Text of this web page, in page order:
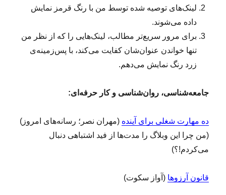
گ
ر
ی
لینک‌های توصیه شده توسط من با رنگ قرمز نمایش
داده می‌شوند.
برای مرور سریع‌تر مطالب، لینک‌هایی را که از نظر من
تنها خواندن عنوان‌شان کفایت می‌کند، با پس‌زمینه‌ی
زرد رنگ نمایش می‌دهم.
جامعه‌شناسی، روان‌شناسی و کار حرفه‌ای:
ده مهارت شغلی برای آینده (مهران نصر؛ رسانه‌های امروز)
(من چرا این وبلاگ را مدت‌ها از فید اشتباهی دنبال
می‌کردم!؟)
قانون آرزوها (آواز سکوت)